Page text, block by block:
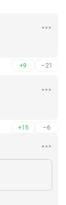
+9 –21
+15 –6